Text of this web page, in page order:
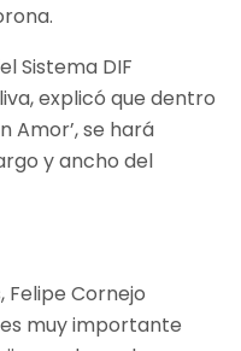
Sistema DIF
explicó que dentro
Amor’, se hará
y ancho del
Felipe Cornejo
es muy importante